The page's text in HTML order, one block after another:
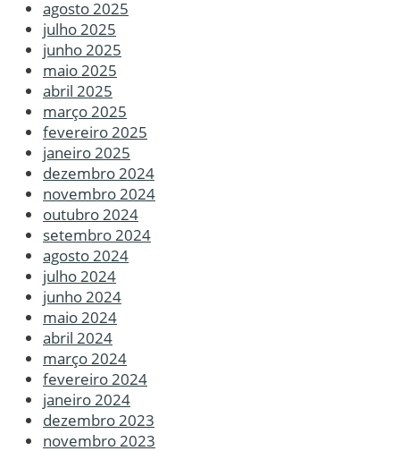
agosto 2025
julho 2025
junho 2025
maio 2025
abril 2025
março 2025
fevereiro 2025
janeiro 2025
dezembro 2024
novembro 2024
outubro 2024
setembro 2024
agosto 2024
julho 2024
junho 2024
maio 2024
abril 2024
março 2024
fevereiro 2024
janeiro 2024
dezembro 2023
novembro 2023